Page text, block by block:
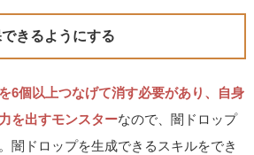
きるようにする
6個以上つなげて消す必要があり、自身
を出すモンスターなので、闇ドロップ
闇ドロップを生成できるスキルをでき